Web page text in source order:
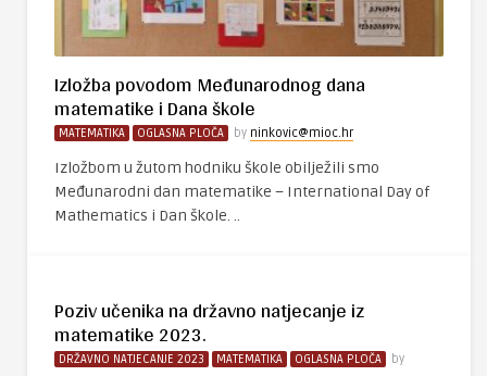
Izložba povodom Međunarodnog dana
matematike i Dana škole
MATEMATIKA OGLASNA PLOČA by ninkovic@mioc.hr
Izložbom u žutom hodniku škole obilježili smo
Međunarodni dan matematike – International Day of
Mathematics i Dan škole. ..
Poziv učenika na državno natjecanje iz
matematike 2023.
DRŽAVNO NATJECANJE 2023 MATEMATIKA OGLASNA PLOČA
by